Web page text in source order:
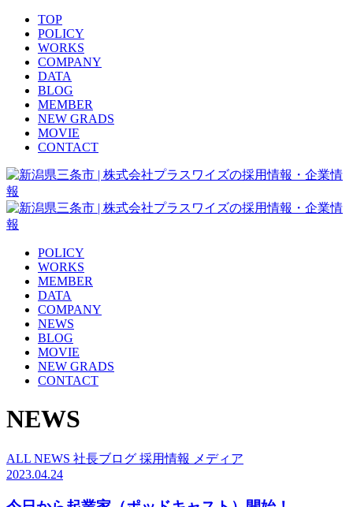
TOP
POLICY
WORKS
COMPANY
DATA
BLOG
MEMBER
NEW GRADS
MOVIE
CONTACT
POLICY
WORKS
MEMBER
DATA
COMPANY
NEWS
BLOG
MOVIE
NEW GRADS
CONTACT
NEWS
ALL NEWS 社長ブログ 採用情報 メディア
2023.04.24